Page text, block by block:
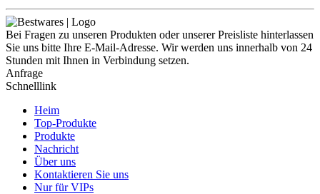
Bei Fragen zu unseren Produkten oder unserer Preisliste hinterlassen
Sie uns bitte Ihre E-Mail-Adresse. Wir werden uns innerhalb von 24
Stunden mit Ihnen in Verbindung setzen.
Anfrage
Schnelllink
Heim
Top-Produkte
Produkte
Nachricht
Über uns
Kontaktieren Sie uns
Nur für VIPs